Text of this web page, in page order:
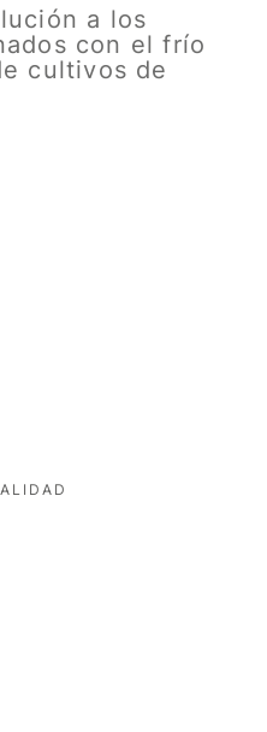
a los
con el frío
cultivos de